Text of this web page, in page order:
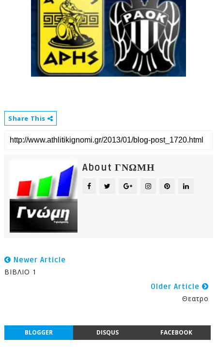
Share This
About ΓΝΩΜΗ
Newer Article
ΒΙΒΛΙΟ 1
Older Article
Θεατρο
BLOGGER DISQUS FACEBOOK